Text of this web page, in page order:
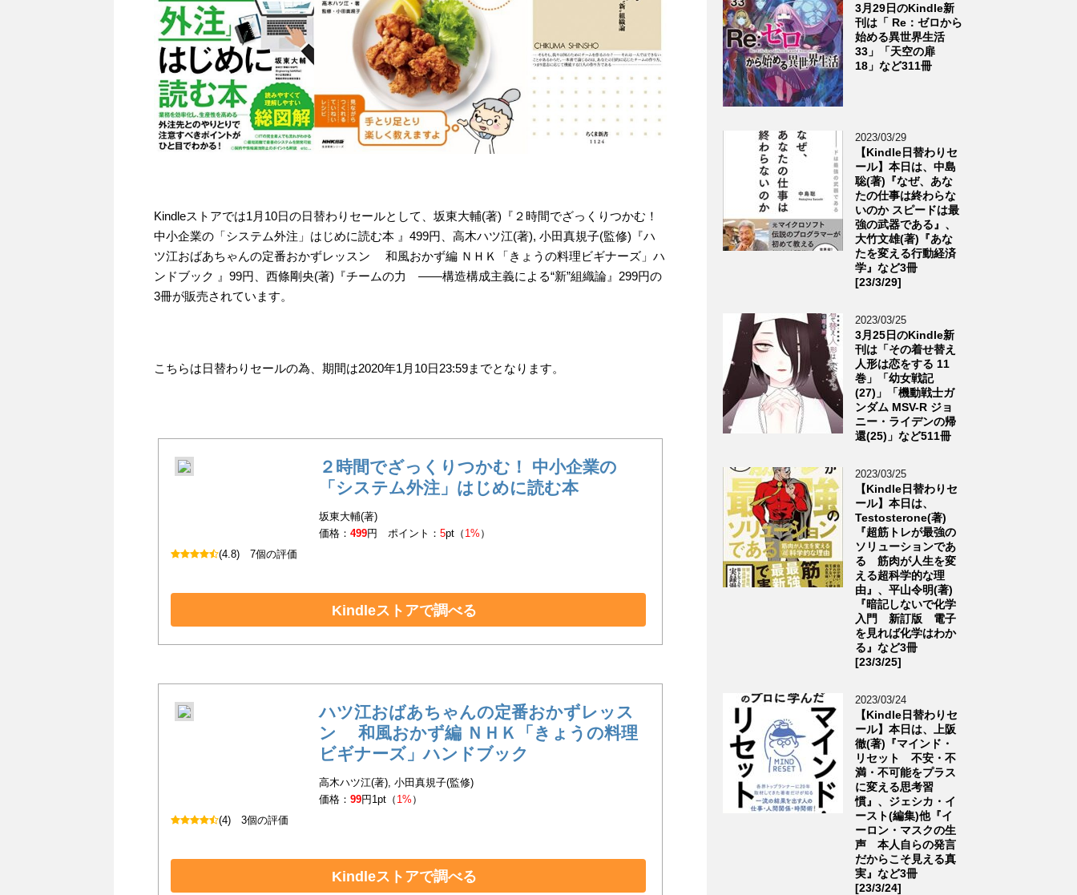
Kindleストアでは1月10日の日替わりセールとして、坂東大輔(著)『２時間でざっくりつかむ！
中小企業の「システム外注」はじめに読む本 』499円、高木ハツ江(著), 小田真規子(監修)『ハ
ツ江おばあちゃんの定番おかずレッスン 和風おかず編 ＮＨＫ「きょうの料理ビギナーズ」ハ
ンドブック 』99円、西條剛央(著)『チームの力 ――構造構成主義による“新”組織論』299円の
3冊が販売されています。
こちらは日替わりセールの為、期間は2020年1月10日23:59までとなります。
２時間でざっくりつかむ！ 中小企業の
「システム外注」はじめに読む本
坂東大輔(著)
価格：499円 ポイント：5pt（ 1% ）
(4.8) 7個の評価
Kindleストアで調べる
ハツ江おばあちゃんの定番おかずレッス
ン 和風おかず編 ＮＨＫ「きょうの料理
ビギナーズ」ハンドブック
高木ハツ江(著), 小田真規子(監修)
価格：99円1pt（ 1% ）
(4) 3個の評価
Kindleストアで調べる
3月29日のKindle新
刊は「 Re：ゼロから
始める異世界生活
33」「天空の扉
18」など311冊
2023/03/29
【Kindle日替わりセ
ール】本日は、中島
聡(著)『なぜ、あな
たの仕事は終わらな
いのか スピードは最
強の武器である』、
大竹文雄(著)『あな
たを変える行動経済
学』など3冊
[23/3/29]
2023/03/25
3月25日のKindle新
刊は「その着せ替え
人形は恋をする 11
巻」「幼女戦記
(27)」「機動戦士ガ
ンダム MSV-R ジョ
ニー・ライデンの帰
還(25)」など511冊
2023/03/25
【Kindle日替わりセ
ール】本日は、
Testosterone(著)
『超筋トレが最強の
ソリューションであ
る 筋肉が人生を変
える超科学的な理
由』、平山令明(著)
『暗記しないで化学
入門 新訂版 電子
を見れば化学はわか
る』など3冊
[23/3/25]
2023/03/24
【Kindle日替わりセ
ール】本日は、上阪
徹(著)『マインド・
リセット 不安・不
満・不可能をプラス
に変える思考習
慣』、ジェシカ・イ
ースト(編集)他『イ
ーロン・マスクの生
声 本人自らの発言
だからこそ見える真
実』など3冊
[23/3/24]